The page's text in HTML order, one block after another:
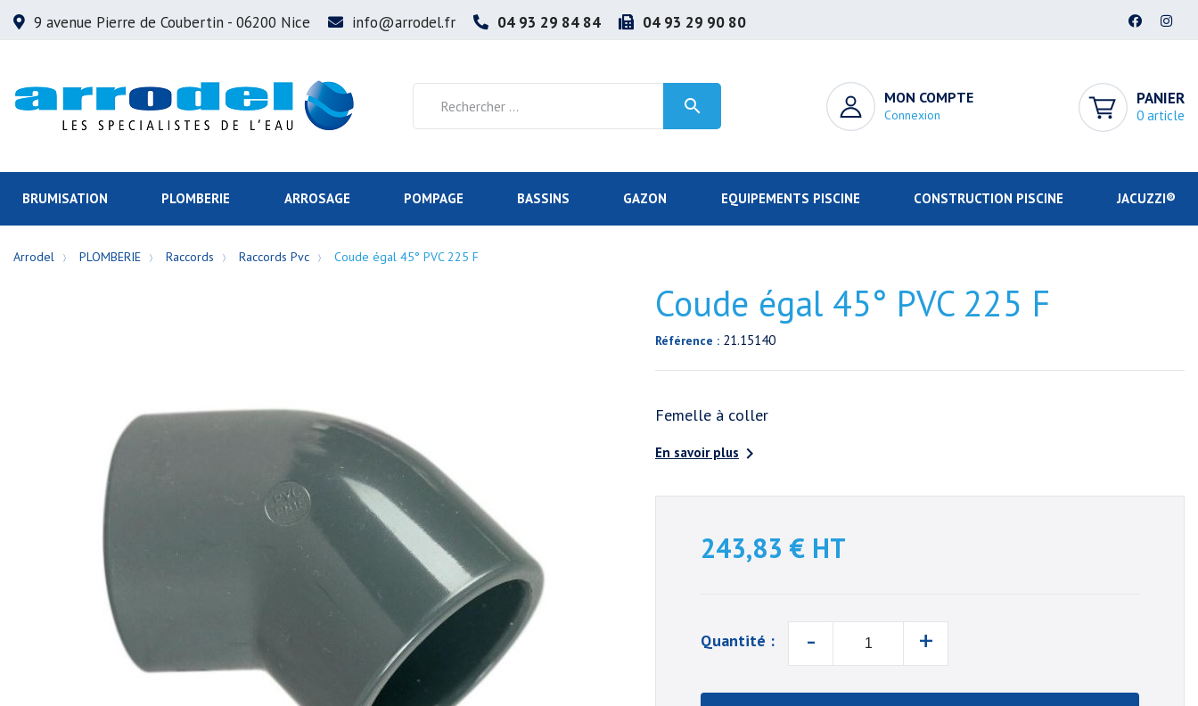
9 avenue Pierre de Coubertin - 06200 Nice info@arrodel.fr 04 93 29 84 84 04 93 29 90 80
 MON COMPTE
Connexion
PANIER
0 article
BRUMISATION PLOMBERIE ARROSAGE POMPAGE BASSINS GAZON EQUIPEMENTS PISCINE CONSTRUCTION PISCINE JACUZZI®
Arrodel PLOMBERIE Raccords Raccords Pvc Coude égal 45° PVC 225 F
Coude égal 45° PVC 225 F
Référence : 21.15140
Femelle à coller
En savoir plus 
243,83 € HT
Quantité : - +